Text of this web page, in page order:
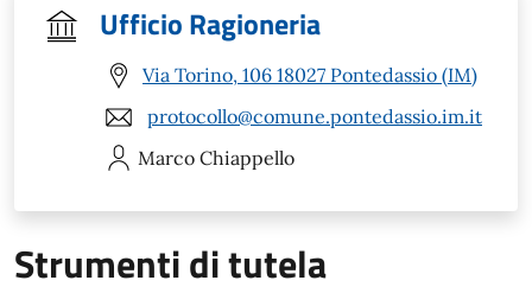
Ufficio Ragioneria
Via Torino, 106 18027 Pontedassio (IM)
protocollo@comune.pontedassio.im.it
Marco Chiappello
Strumenti di tutela